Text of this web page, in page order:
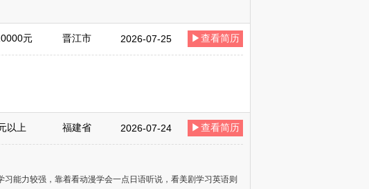
元 晋江市 2026-07-25 ▶查看简历
以上 福建省 2026-07-24 ▶查看简历
能力较强，靠着看动漫学会一点日语听说，看美剧学习英语则